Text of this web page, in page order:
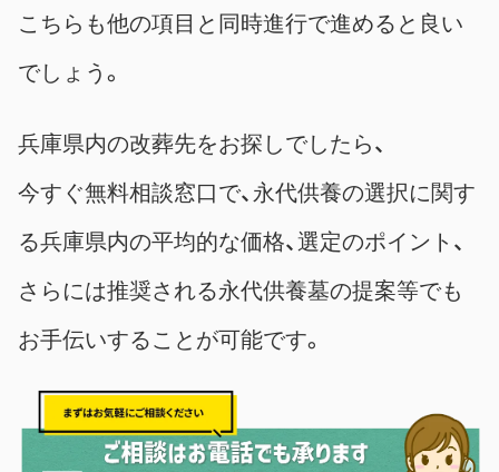
こちらも他の項目と同時進行で進めると良い
でしょう。
兵庫県内の改葬先をお探しでしたら、
今すぐ無料相談窓口で、永代供養の選択に関す
る兵庫県内の平均的な価格、選定のポイント、
さらには推奨される永代供養墓の提案等でも
お手伝いすることが可能です。